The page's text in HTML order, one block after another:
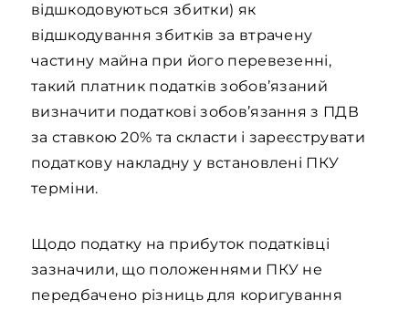
відшкодовуються збитки) як
відшкодування збитків за втрачену
частину майна при його перевезенні,
такий платник податків зобов’язаний
визначити податкові зобов’язання з ПДВ
за ставкою 20% та скласти і зареєструвати
податкову накладну у встановлені ПКУ
терміни.
Щодо податку на прибуток податківці
зазначили, що положеннями ПКУ не
передбачено різниць для коригування